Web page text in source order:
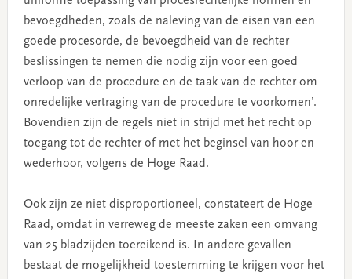
bevoegdheden, zoals de naleving van de eisen van een
goede procesorde, de bevoegdheid van de rechter
beslissingen te nemen die nodig zijn voor een goed
verloop van de procedure en de taak van de rechter om
onredelijke vertraging van de procedure te voorkomen’.
Bovendien zijn de regels niet in strijd met het recht op
toegang tot de rechter of met het beginsel van hoor en
wederhoor, volgens de Hoge Raad.
Ook zijn ze niet disproportioneel, constateert de Hoge
Raad, omdat in verreweg de meeste zaken een omvang
van 25 bladzijden toereikend is. In andere gevallen
bestaat de mogelijkheid toestemming te krijgen voor het